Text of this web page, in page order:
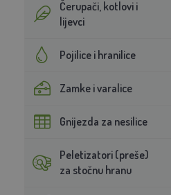
Čerupači, kotlovi i
lijevci
Pojilice i hranilice
Zamke i varalice
Gnijezda za nesilice
Peletizatori (preše)
za stočnu hranu